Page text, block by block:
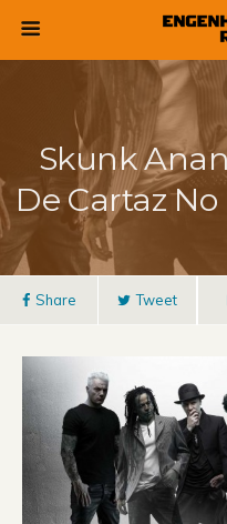
Skunk
De Cartaz
Share Tweet